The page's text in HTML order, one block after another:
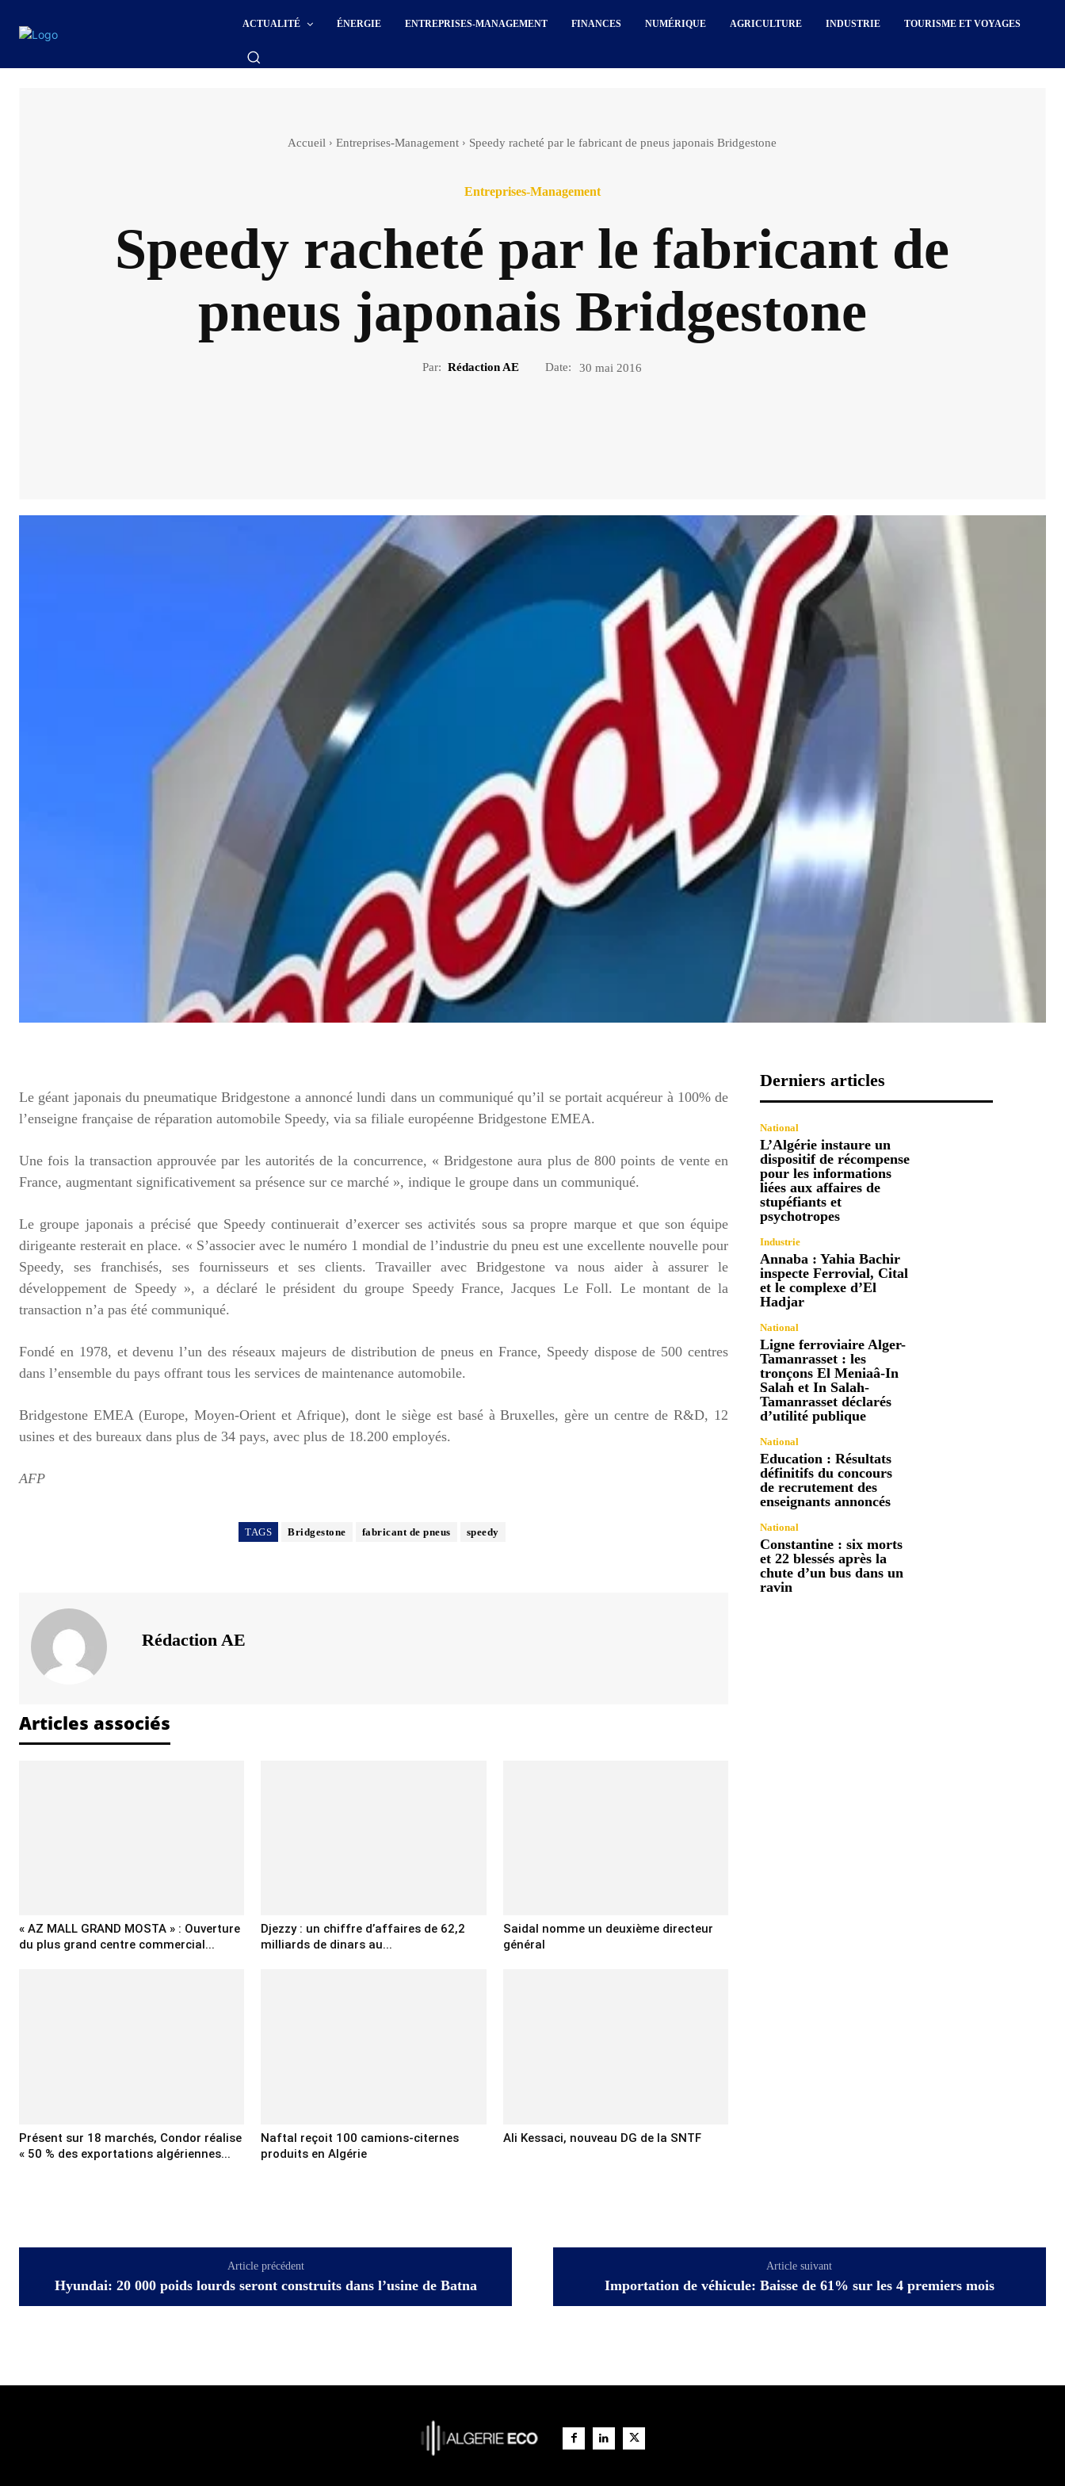
ACTUALITÉ ÉNERGIE ENTREPRISES-MANAGEMENT FINANCES NUMÉRIQUE AGRICULTURE INDUSTRIE TOURISME ET VOYAGES
Accueil Entreprises-Management Speedy racheté par le fabricant de pneus japonais Bridgestone
Entreprises-Management
Speedy racheté par le fabricant de
pneus japonais Bridgestone
Par: Rédaction AE Date: 30 mai 2016
Le géant japonais du pneumatique Bridgestone a annoncé lundi dans un communiqué qu’il se portait acquéreur à 100% de
l’enseigne française de réparation automobile Speedy, via sa filiale européenne Bridgestone EMEA.
Une fois la transaction approuvée par les autorités de la concurrence, « Bridgestone aura plus de 800 points de vente en
France, augmentant significativement sa présence sur ce marché », indique le groupe dans un communiqué.
Le groupe japonais a précisé que Speedy continuerait d’exercer ses activités sous sa propre marque et que son équipe
dirigeante resterait en place. « S’associer avec le numéro 1 mondial de l’industrie du pneu est une excellente nouvelle pour
Speedy, ses franchisés, ses fournisseurs et ses clients. Travailler avec Bridgestone va nous aider à assurer le
développement de Speedy », a déclaré le président du groupe Speedy France, Jacques Le Foll. Le montant de la
transaction n’a pas été communiqué.
Fondé en 1978, et devenu l’un des réseaux majeurs de distribution de pneus en France, Speedy dispose de 500 centres
dans l’ensemble du pays offrant tous les services de maintenance automobile.
Bridgestone EMEA (Europe, Moyen-Orient et Afrique), dont le siège est basé à Bruxelles, gère un centre de R&D, 12
usines et des bureaux dans plus de 34 pays, avec plus de 18.200 employés.
AFP
TAGS Bridgestone fabricant de pneus speedy
Rédaction AE
Articles associés
« AZ MALL GRAND MOSTA » : Ouverture
du plus grand centre commercial...
Djezzy : un chiffre d’affaires de 62,2
milliards de dinars au...
Saidal nomme un deuxième directeur
général
Présent sur 18 marchés, Condor réalise
« 50 % des exportations algériennes...
Naftal reçoit 100 camions-citernes
produits en Algérie
Ali Kessaci, nouveau DG de la SNTF
Derniers articles
National
L’Algérie instaure un
dispositif de récompense
pour les informations
liées aux affaires de
stupéfiants et
psychotropes
Industrie
Annaba : Yahia Bachir
inspecte Ferrovial, Cital
et le complexe d’El
Hadjar
National
Ligne ferroviaire Alger-
Tamanrasset : les
tronçons El Meniaâ-In
Salah et In Salah-
Tamanrasset déclarés
d’utilité publique
National
Education : Résultats
définitifs du concours
de recrutement des
enseignants annoncés
National
Constantine : six morts
et 22 blessés après la
chute d’un bus dans un
ravin
Article précédent
Hyundai: 20 000 poids lourds seront construits dans l’usine de Batna
Article suivant
Importation de véhicule: Baisse de 61% sur les 4 premiers mois